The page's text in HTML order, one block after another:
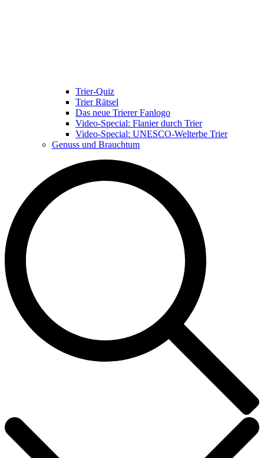
Trier-Quiz
Trier Rätsel
Das neue Trierer Fanlogo
Video-Special: Flanier durch Trier
Video-Special: UNESCO-Welterbe Trier
Genuss und Brauchtum